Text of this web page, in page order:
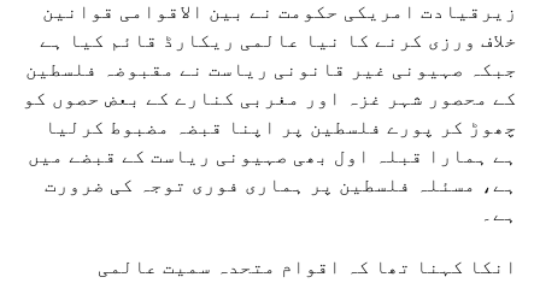
زیرقیادت امریکی حکومت نے بین الاقوامی قوانین
خلاف ورزی کرنے کا نیا عالمی ریکارڈ قائم کیا ہے
جبکہ صہیونی غیر قانونی ریاست نے مقبوضہ فلسطین
کے محصور شہر غزہ اور مغربی کنارے کے بعض حصوں کو
چھوڑ کر پورے فلسطین پر اپنا قبضہ مضبوط کرلیا
ہے ہمارا قبلہ اول بھی صہیونی ریاست کے قبضے میں
ہے، مسئلہ فلسطین پر ہماری فوری توجہ کی ضرورت
ہے۔
انکا کہنا تھا کہ اقوام متحدہ سمیت عالمی